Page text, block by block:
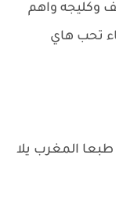
وكليجه واهم
تحب هاي
طبعا المغرب يلا